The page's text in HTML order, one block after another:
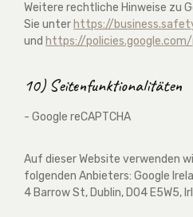
Weitere rechtliche Hinweise zu
Sie unter https://
und https://policies.google.com/
10) Seitenfunktionalitäten
- Google reCAPTCHA
Auf dieser Website verwenden
folgenden Anbieters: Google
4 Barrow St, Dublin, D04 E5W5,